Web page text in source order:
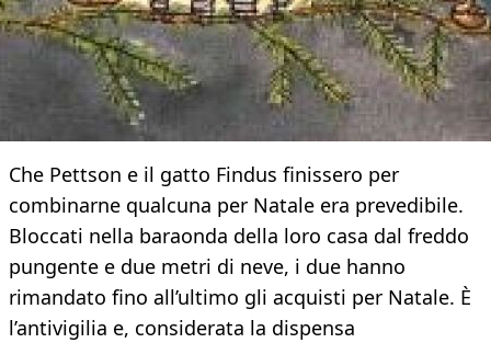
Che Pettson e il gatto Findus finissero per
combinarne qualcuna per Natale era prevedibile.
Bloccati nella baraonda della loro casa dal freddo
pungente e due metri di neve, i due hanno
rimandato fino all’ultimo gli acquisti per Natale. È
l’antivigilia e, considerata la dispensa